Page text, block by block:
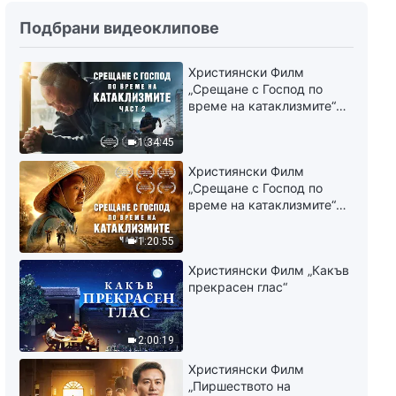
3:26
Християнски Филм „Мигът на
промяната“ Трейлър
2:17
Християнски Филм „Срещане
с Господ по време на
катаклизмите“ (част 1)
Трейлър
3:06
Християнски Филм „Разваляне
на заклинанието“ Трейлър
3:07
Християнски Филм „Кой
отново приковава Бог на
кръста“ Трейлър
Подбрани видеоклипове
1:34:45
Християнски Филм
„Срещане с Господ по
време на катаклизмите“
1:20:55
Християнски Филм
„Срещане с Господ по
време на катаклизмите“
2:00:19
Християнски Филм „Какъв
прекрасен глас“
Християнски Филм
„Пиршеството на